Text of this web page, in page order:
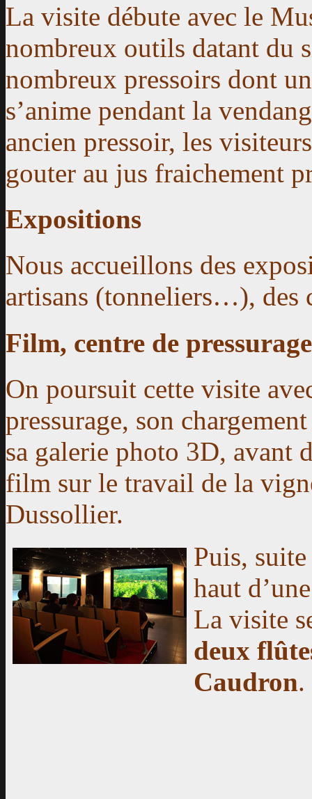
La visite débute avec le
nombreux outils datant du
nombreux pressoirs dont
s’anime pendant la
ancien pressoir, les
gouter au jus fraichement
Expositions
Nous accueillons des
artisans (tonneliers…), des
Film, centre de
On poursuit cette visite
pressurage, son
sa galerie photo 3D, avant
film sur le travail de la
Dussollier.
Puis,
haut
La visite
deux
Caudron.